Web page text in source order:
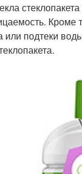
Кроме
или подтеки